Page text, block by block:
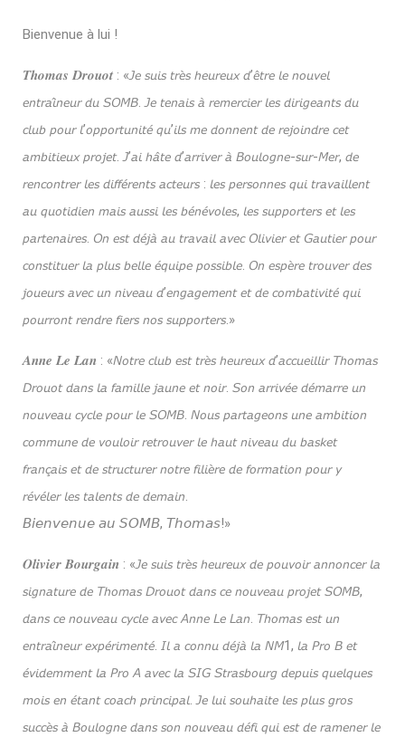
Bienvenue à lui !
𝑻𝒉𝒐𝒎𝒂𝒔 𝑫𝒓𝒐𝒖𝒐𝒕 : «𝘑𝘦 𝘴𝘶𝘪𝘴 𝘵𝘳𝘦̀𝘴 𝘩𝘦𝘶𝘳𝘦𝘶𝘹 𝘥’𝘦̂𝘵𝘳𝘦 𝘭𝘦 𝘯𝘰𝘶𝘷𝘦𝘭
𝘦𝘯𝘵𝘳𝘢𝘪̂𝘯𝘦𝘶𝘳 𝘥𝘶 𝘚𝘖𝘔𝘉. 𝘑𝘦 𝘵𝘦𝘯𝘢𝘪𝘴 𝘢̀ 𝘳𝘦𝘮𝘦𝘳𝘤𝘪𝘦𝘳 𝘭𝘦𝘴 𝘥𝘪𝘳𝘪𝘨𝘦𝘢𝘯𝘵𝘴 𝘥𝘶
𝘤𝘭𝘶𝘣 𝘱𝘰𝘶𝘳 𝘭’𝘰𝘱𝘱𝘰𝘳𝘵𝘶𝘯𝘪𝘵𝘦́ 𝘲𝘶’𝘪𝘭𝘴 𝘮𝘦 𝘥𝘰𝘯𝘯𝘦𝘯𝘵 𝘥𝘦 𝘳𝘦𝘫𝘰𝘪𝘯𝘥𝘳𝘦 𝘤𝘦𝘵
𝘢𝘮𝘣𝘪𝘵𝘪𝘦𝘶𝘹 𝘱𝘳𝘰𝘫𝘦𝘵. 𝘑’𝘢𝘪 𝘩𝘢̂𝘵𝘦 𝘥’𝘢𝘳𝘳𝘪𝘷𝘦𝘳 𝘢̀ 𝘉𝘰𝘶𝘭𝘰𝘨𝘯𝘦-𝘴𝘶𝘳-𝘔𝘦𝘳, 𝘥𝘦
𝘳𝘦𝘯𝘤𝘰𝘯𝘵𝘳𝘦𝘳 𝘭𝘦𝘴 𝘥𝘪𝘧𝘧𝘦́𝘳𝘦𝘯𝘵𝘴 𝘢𝘤𝘵𝘦𝘶𝘳𝘴 : 𝘭𝘦𝘴 𝘱𝘦𝘳𝘴𝘰𝘯𝘯𝘦𝘴 𝘲𝘶𝘪 𝘵𝘳𝘢𝘷𝘢𝘪𝘭𝘭𝘦𝘯𝘵
𝘢𝘶 𝘲𝘶𝘰𝘵𝘪𝘥𝘪𝘦𝘯 𝘮𝘢𝘪𝘴 𝘢𝘶𝘴𝘴𝘪 𝘭𝘦𝘴 𝘣𝘦́𝘯𝘦́𝘷𝘰𝘭𝘦𝘴, 𝘭𝘦𝘴 𝘴𝘶𝘱𝘱𝘰𝘳𝘵𝘦𝘳𝘴 𝘦𝘵 𝘭𝘦𝘴
𝘱𝘢𝘳𝘵𝘦𝘯𝘢𝘪𝘳𝘦𝘴. 𝘖𝘯 𝘦𝘴𝘵 𝘥𝘦́𝘫𝘢̀ 𝘢𝘶 𝘵𝘳𝘢𝘷𝘢𝘪𝘭 𝘢𝘷𝘦𝘤 𝘖𝘭𝘪𝘷𝘪𝘦𝘳 𝘦𝘵 𝘎𝘢𝘶𝘵𝘪𝘦𝘳 𝘱𝘰𝘶𝘳
𝘤𝘰𝘯𝘴𝘵𝘪𝘵𝘶𝘦𝘳 𝘭𝘢 𝘱𝘭𝘶𝘴 𝘣𝘦𝘭𝘭𝘦 𝘦́𝘲𝘶𝘪𝘱𝘦 𝘱𝘰𝘴𝘴𝘪𝘣𝘭𝘦. 𝘖𝘯 𝘦𝘴𝘱𝘦̀𝘳𝘦 𝘵𝘳𝘰𝘶𝘷𝘦𝘳 𝘥𝘦𝘴
𝘫𝘰𝘶𝘦𝘶𝘳𝘴 𝘢𝘷𝘦𝘤 𝘶𝘯 𝘯𝘪𝘷𝘦𝘢𝘶 𝘥’𝘦𝘯𝘨𝘢𝘨𝘦𝘮𝘦𝘯𝘵 𝘦𝘵 𝘥𝘦 𝘤𝘰𝘮𝘣𝘢𝘵𝘪𝘷𝘪𝘵𝘦́ 𝘲𝘶𝘪
𝘱𝘰𝘶𝘳𝘳𝘰𝘯𝘵 𝘳𝘦𝘯𝘥𝘳𝘦 𝘧𝘪𝘦𝘳𝘴 𝘯𝘰𝘴 𝘴𝘶𝘱𝘱𝘰𝘳𝘵𝘦𝘳𝘴.»
𝑨𝒏𝒏𝒆 𝑳𝒆 𝑳𝒂𝒏 ​: «𝘕𝘰𝘵𝘳𝘦 𝘤𝘭𝘶𝘣 𝘦𝘴𝘵 𝘵𝘳𝘦̀𝘴 𝘩𝘦𝘶𝘳𝘦𝘶𝘹 𝘥’𝘢𝘤𝘤𝘶𝘦𝘪𝘭𝘭𝘪𝘳 𝘛𝘩𝘰𝘮𝘢𝘴
𝘋𝘳𝘰𝘶𝘰𝘵 𝘥𝘢𝘯𝘴 𝘭𝘢 𝘧𝘢𝘮𝘪𝘭𝘭𝘦 𝘫𝘢𝘶𝘯𝘦 𝘦𝘵 𝘯𝘰𝘪𝘳. 𝘚𝘰𝘯 𝘢𝘳𝘳𝘪𝘷𝘦́𝘦 𝘥𝘦́𝘮𝘢𝘳𝘳𝘦 𝘶𝘯
𝘯𝘰𝘶𝘷𝘦𝘢𝘶 𝘤𝘺𝘤𝘭𝘦 𝘱𝘰𝘶𝘳 𝘭𝘦 𝘚𝘖𝘔𝘉. 𝘕𝘰𝘶𝘴 𝘱𝘢𝘳𝘵𝘢𝘨𝘦𝘰𝘯𝘴 𝘶𝘯𝘦 𝘢𝘮𝘣𝘪𝘵𝘪𝘰𝘯
𝘤𝘰𝘮𝘮𝘶𝘯𝘦 𝘥𝘦 𝘷𝘰𝘶𝘭𝘰𝘪𝘳 𝘳𝘦𝘵𝘳𝘰𝘶𝘷𝘦𝘳 𝘭𝘦 𝘩𝘢𝘶𝘵 𝘯𝘪𝘷𝘦𝘢𝘶 𝘥𝘶 𝘣𝘢𝘴𝘬𝘦𝘵
𝘧𝘳𝘢𝘯𝘤̧𝘢𝘪𝘴 𝘦𝘵 𝘥𝘦 𝘴𝘵𝘳𝘶𝘤𝘵𝘶𝘳𝘦𝘳 𝘯𝘰𝘵𝘳𝘦 𝘧𝘪𝘭𝘪𝘦̀𝘳𝘦 𝘥𝘦 𝘧𝘰𝘳𝘮𝘢𝘵𝘪𝘰𝘯 𝘱𝘰𝘶𝘳 𝘺
𝘳𝘦́𝘷𝘦́𝘭𝘦𝘳 𝘭𝘦𝘴 𝘵𝘢𝘭𝘦𝘯𝘵𝘴 𝘥𝘦 𝘥𝘦𝘮𝘢𝘪𝘯.
𝘉𝘪𝘦𝘯𝘷𝘦𝘯𝘶𝘦 𝘢𝘶 𝘚𝘖𝘔𝘉, 𝘛𝘩𝘰𝘮𝘢𝘴!»
𝑶𝒍𝒊𝒗𝒊𝒆𝒓 𝑩𝒐𝒖𝒓𝒈𝒂𝒊𝒏 ​: «𝘑𝘦 𝘴𝘶𝘪𝘴 𝘵𝘳𝘦̀𝘴 𝘩𝘦𝘶𝘳𝘦𝘶𝘹 𝘥𝘦 𝘱𝘰𝘶𝘷𝘰𝘪𝘳 𝘢𝘯𝘯𝘰𝘯𝘤𝘦𝘳 𝘭𝘢
𝘴𝘪𝘨𝘯𝘢𝘵𝘶𝘳𝘦 𝘥𝘦 𝘛𝘩𝘰𝘮𝘢𝘴 𝘋𝘳𝘰𝘶𝘰𝘵 𝘥𝘢𝘯𝘴 𝘤𝘦 𝘯𝘰𝘶𝘷𝘦𝘢𝘶 𝘱𝘳𝘰𝘫𝘦𝘵 𝘚𝘖𝘔𝘉,
𝘥𝘢𝘯𝘴 𝘤𝘦 𝘯𝘰𝘶𝘷𝘦𝘢𝘶 𝘤𝘺𝘤𝘭𝘦 𝘢𝘷𝘦𝘤 𝘈𝘯𝘯𝘦 𝘓𝘦 𝘓𝘢𝘯. 𝘛𝘩𝘰𝘮𝘢𝘴 𝘦𝘴𝘵 𝘶𝘯
𝘦𝘯𝘵𝘳𝘢𝘪̂𝘯𝘦𝘶𝘳 𝘦𝘹𝘱𝘦́𝘳𝘪𝘮𝘦𝘯𝘵𝘦́. 𝘐𝘭 𝘢 𝘤𝘰𝘯𝘯𝘶 𝘥𝘦́𝘫𝘢̀ 𝘭𝘢 𝘕𝘔1, 𝘭𝘢 𝘗𝘳𝘰 𝘉 𝘦𝘵
𝘦́𝘷𝘪𝘥𝘦𝘮𝘮𝘦𝘯𝘵 𝘭𝘢 𝘗𝘳𝘰 𝘈 𝘢𝘷𝘦𝘤 𝘭𝘢 𝘚𝘐𝘎 𝘚𝘵𝘳𝘢𝘴𝘣𝘰𝘶𝘳𝘨 𝘥𝘦𝘱𝘶𝘪𝘴 𝘲𝘶𝘦𝘭𝘲𝘶𝘦𝘴
𝘮𝘰𝘪𝘴 𝘦𝘯 𝘦́𝘵𝘢𝘯𝘵 𝘤𝘰𝘢𝘤𝘩 𝘱𝘳𝘪𝘯𝘤𝘪𝘱𝘢𝘭. 𝘑𝘦 𝘭𝘶𝘪 𝘴𝘰𝘶𝘩𝘢𝘪𝘵𝘦 𝘭𝘦𝘴 𝘱𝘭𝘶𝘴 𝘨𝘳𝘰𝘴
𝘴𝘶𝘤𝘤𝘦̀𝘴 𝘢̀ 𝘉𝘰𝘶𝘭𝘰𝘨𝘯𝘦 𝘥𝘢𝘯𝘴 𝘴𝘰𝘯 𝘯𝘰𝘶𝘷𝘦𝘢𝘶 𝘥𝘦́𝘧𝘪 𝘲𝘶𝘪 𝘦𝘴𝘵 𝘥𝘦 𝘳𝘢𝘮𝘦𝘯𝘦𝘳 𝘭𝘦